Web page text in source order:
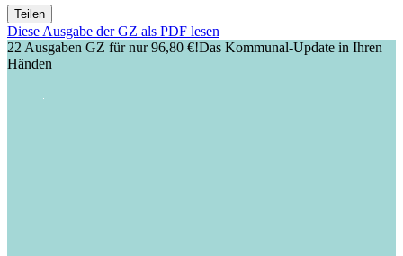
Teilen
Diese Ausgabe der GZ als PDF lesen
22 Ausgaben GZ für nur 96,80 €!Das Kommunal-Update in Ihren
Händen